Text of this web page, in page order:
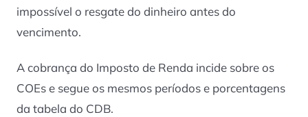
impossível o resgate do dinheiro antes do
vencimento.
A cobrança do Imposto de Renda incide sobre os
COEs e segue os mesmos períodos e porcentagens
da tabela do CDB.